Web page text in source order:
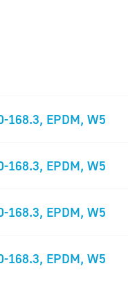
168.3, EPDM, W5
168.3, EPDM, W5
168.3, EPDM, W5
168.3, EPDM, W5